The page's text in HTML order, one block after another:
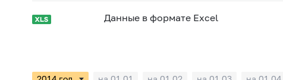
Данные в формате Excel